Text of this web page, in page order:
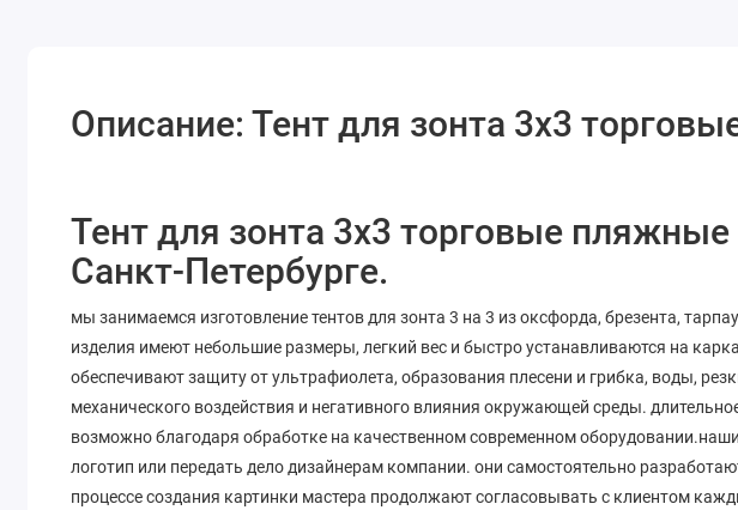
Описание: Тент для зонта 3х3
Тент для зонта 3х3 торговые
Санкт-Петербурге.
мы занимаемся изготовление тентов для зонта 3 на 3 из оксфорда, брезента,
изделия имеют небольшие размеры, легкий вес и быстро устанавливаются на
обеспечивают защиту от ультрафиолета, образования плесени и грибка, воды,
механического воздействия и негативного влияния окружающей среды.
возможно благодаря обработке на качественном современном
логотип или передать дело дизайнерам компании. они самостоятельно
процессе создания картинки мастера продолжают согласовывать с клиентом